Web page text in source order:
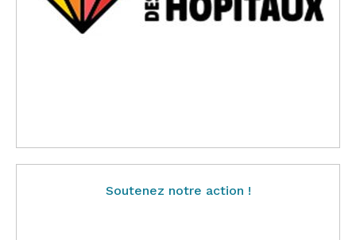
Soutenez notre action !